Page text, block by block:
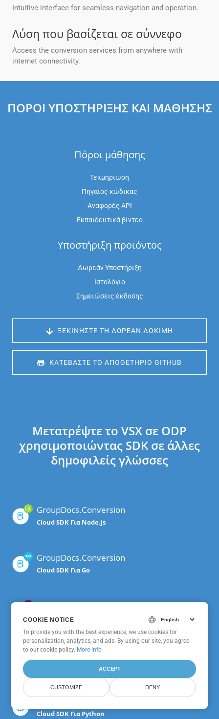
Intuitive interface for seamless navigation and operation.
Λύση που βασίζεται σε σύννεφο
Access the conversion services from anywhere with
internet connectivity.
ΠΌΡΟΙ ΥΠΟΣΤΉΡΙΞΗΣ ΚΑΙ ΜΆΘΗΣΗΣ
Πόροι μάθησης
Τεκμηρίωση
Πηγαίος κώδικας
Αναφορές API
Εκπαιδευτικά βίντεο
Υποστήριξη προιόντος
Δωρεάν Υποστήριξη
Ιστολόγιο
Σημειώσεις έκδοσης
ΞΕΚΙΝΉΣΤΕ ΤΗ ΔΩΡΕΆΝ ΔΟΚΙΜΉ
ΚΑΤΕΒΆΣΤΕ ΤΟ ΑΠΟΘΕΤΉΡΙΟ GITHUB
Μετατρέψτε το VSX σε ODP
χρησιμοποιώντας SDK σε άλλες
δημοφιλείς γλώσσες
GroupDocs.Conversion
Cloud SDK Για Node.js
GroupDocs.Conversion
Cloud SDK Για Go
GroupDocs.Conversion
Cloud SDK Για .NET
GroupDocs.Conversion
Cloud SDK Για Python
COOKIE NOTICE
To provide you with the best experience, we use cookies for
personalization, analytics, and ads. By using our site, you agree
toour cookie policy.
ACCEPT
CUSTOMIZE DENY
COOKIE NOTICE
To provide you with the best experience, we use cookies for
personalization, analytics, and ads. By using our site, you agree
to our cookie policy. More info
ACCEPT
CUSTOMIZE DENY